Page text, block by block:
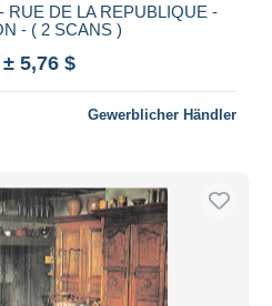
RUE DE LA REPUBLIQUE -
- ( 2 SCANS )
± 5,76 $
Gewerblicher Händler